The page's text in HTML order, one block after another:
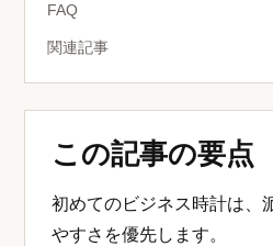
FAQ
関連記事
この記事の要点
初めてのビジネス時計は、
やすさを優先します。